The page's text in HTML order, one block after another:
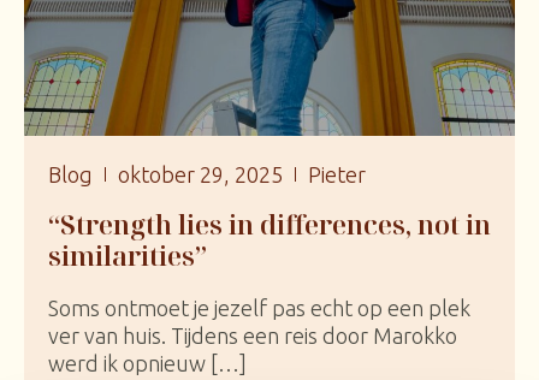
Blog oktober 29, 2025 Pieter
“Strength lies in differences, not in
similarities”
Soms ontmoet je jezelf pas echt op een plek
ver van huis. Tijdens een reis door Marokko
werd ik opnieuw […]